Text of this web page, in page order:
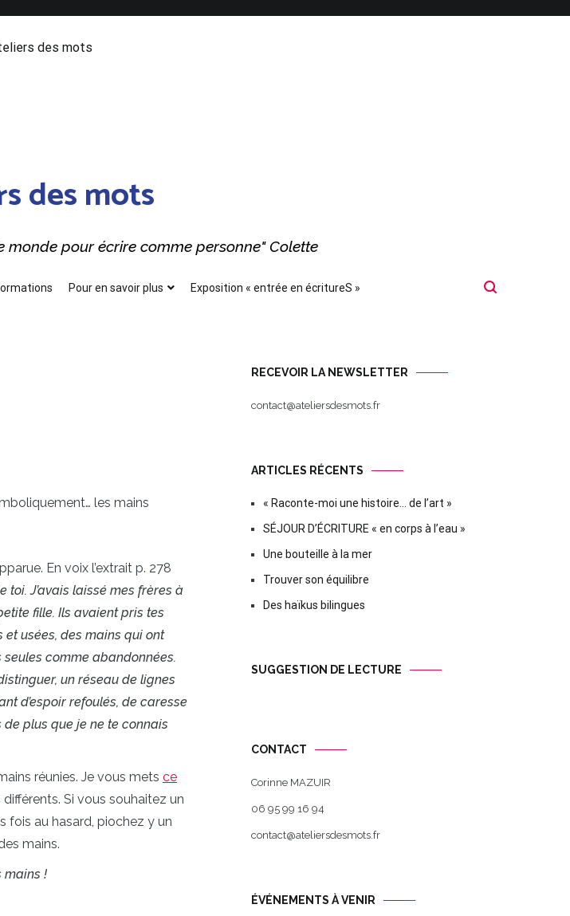
des mots
monde pour écrire comme personne" Colette
Pour en savoir plus Exposition « entrée en écritureS »
les mains
En voix l’extrait p. 278
toi. J’avais laissé mes frères à
fille. Ils avaient pris tes
et usées, des mains qui ont
comme abandonnées.
un réseau de lignes
d’espoir refoulés, de caresse
de plus que je ne te connais
réunies. Je vous mets ce
Si vous souhaitez un
fois au hasard, piochez y un
mains.
mains !
RECEVOIR LA NEWSLETTER
contact@ateliersdesmots.fr
ARTICLES RÉCENTS
« Raconte-moi une histoire… de l’art »
SÉJOUR D’ÉCRITURE « en corps à l’eau »
Une bouteille à la mer
Trouver son équilibre
Des haïkus bilingues
SUGGESTION DE LECTURE
CONTACT
Corinne MAZUIR
06 95 99 16 94
contact@ateliersdesmots.fr
ÉVÉNEMENTS À VENIR